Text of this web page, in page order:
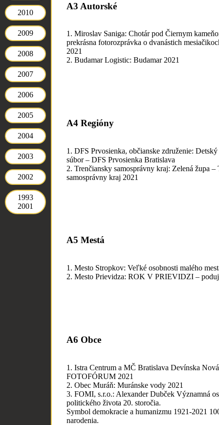
2010
2009
2008
2007
2006
2005
2004
2003
2002
1993
2001
A3 Autorské
1. Miroslav Saniga: Chotár pod Čiernym
prekrásna fotorozprávka o dvanástich
2021
2. Budamar Logistic: Budamar 2021
A4 Regióny
1. DFS Prvosienka, občianske združenie:
súbor – DFS Prvosienka Bratislava
2. Trenčiansky samosprávny kraj: Zelená župa –
samosprávny kraj 2021
A5 Mestá
1. Mesto Stropkov: Veľké osobnosti malého
2. Mesto Prievidza: ROK V PRIEVIDZI –
A6 Obce
1. Istra Centrum a MČ Bratislava Devínska
FOTOFÓRUM 2021
2. Obec Muráň: Muránske vody 2021
3. FOMI, s.r.o.: Alexander Dubček Významná
politického života 20. storočia.
Symbol demokracie a humanizmu 1921-2021
narodenia.